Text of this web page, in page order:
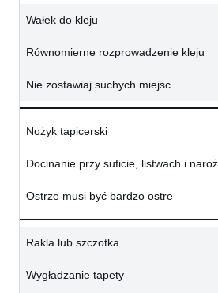
Wałek do kleju
Równomierne rozprowadzenie kleju
Nie zostawiaj suchych miejsc
Nożyk tapicerski
Docinanie przy suficie, listwach i
Ostrze musi być bardzo ostre
Rakla lub szczotka
Wygładzanie tapety